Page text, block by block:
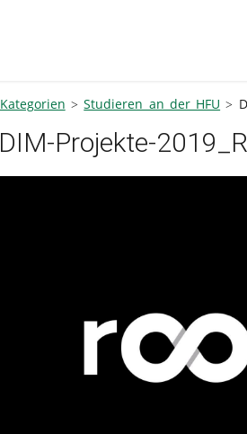
Kategorien Studieren an der HFU
DIM-Projekte-